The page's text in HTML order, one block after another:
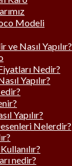
Modeli
ve Nasıl Yapılır?
Nedir?
Yapılır?
Yapılır?
Nelerdir?
nedir?